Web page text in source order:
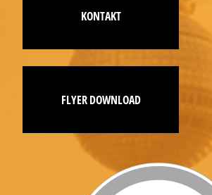
KONTAKT
FLYER DOWNLOAD